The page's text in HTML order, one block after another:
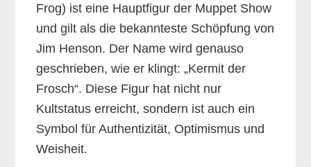
Frog) ist eine Hauptfigur der Muppet Show
und gilt als die bekannteste Schöpfung von
Jim Henson. Der Name wird genauso
geschrieben, wie er klingt: „Kermit der
Frosch“. Diese Figur hat nicht nur
Kultstatus erreicht, sondern ist auch ein
Symbol für Authentizität, Optimismus und
Weisheit.